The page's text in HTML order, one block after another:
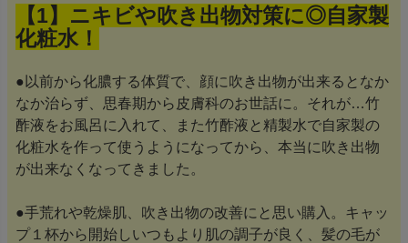
【1】ニキビや吹き出物対策に◎自家製
化粧水！
●以前から化膿する体質で、顔に吹き出物が出来るとなか
なか治らず、思春期から皮膚科のお世話に。それが…竹
酢液をお風呂に入れて、また竹酢液と精製水で自家製の
化粧水を作って使うようになってから、本当に吹き出物
が出来なくなってきました。
●手荒れや乾燥肌、吹き出物の改善にと思い購入。キャッ
プ１杯から開始しいつもより肌の調子が良く、髪の毛が